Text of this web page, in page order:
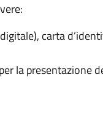
carta
la presentazione